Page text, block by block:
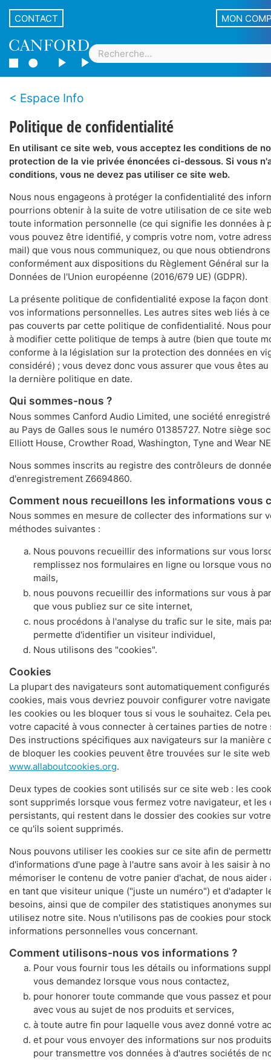
CONTACT MON
Espace Info
Politique de confidentialité
En utilisant ce site web, vous acceptez les conditions de
protection de la vie privée énoncées ci-dessous. Si vous
conditions, vous ne devez pas utiliser ce site web.
Nous nous engageons à protéger la confidentialité des
pourrions obtenir à la suite de votre utilisation de ce site
toute information personnelle (ce qui signifie les données à
vous pouvez être identifié, y compris votre nom, votre
mail) que vous nous communiquez, ou que nous
conformément aux dispositions du Règlement Général sur
Données de l'Union européenne (2016/679 UE) (GDPR).
La présente politique de confidentialité expose la façon
vos informations personnelles. Les autres sites web liés à
pas couverts par cette politique de confidentialité. Nous
à modifier cette politique de temps à autre (bien que toute
conforme à la législation sur la protection des données en
considéré) ; vous devez donc vous assurer que vous êtes
la dernière politique en date.
Qui sommes-nous ?
Nous sommes Canford Audio Limited, une société
au Pays de Galles sous le numéro 01385727. Notre siège
Elliott House, Crowther Road, Washington, Tyne and Wear
Nous sommes inscrits au registre des contrôleurs de
d'enregistrement Z6694860.
Comment nous recueillons les informations vous
Nous sommes en mesure de collecter des informations sur
méthodes suivantes :
Nous pouvons recueillir des informations sur vous
remplissez nos formulaires en ligne ou lorsque vous
mails,
nous pouvons recueillir des informations sur vous à
que vous publiez sur ce site internet,
nous procédons à l'analyse du trafic sur le site, mais
permette d'identifier un visiteur individuel,
Nous utilisons des "cookies".
Cookies
La plupart des navigateurs sont automatiquement
cookies, mais vous devriez pouvoir configurer votre
les cookies ou les bloquer tous si vous le souhaitez. Cela
votre capacité à vous connecter à certaines parties de
Des instructions spécifiques aux navigateurs sur la manière
de bloquer les cookies peuvent être trouvées sur le site
www.allaboutcookies.org.
Deux types de cookies sont utilisés sur ce site web : les
sont supprimés lorsque vous fermez votre navigateur, et les
persistants, qui restent dans le dossier des cookies sur
ce qu'ils soient supprimés.
Nous pouvons utiliser les cookies sur ce site afin de
d'informations d'une page à l'autre sans avoir à les saisir à
mémoriser le contenu de votre panier d'achat, de nous
en tant que visiteur unique ("juste un numéro") et d'adapter
besoins, ainsi que de compiler des statistiques anonymes
utilisez notre site. Nous n'utilisons pas de cookies pour
informations personnelles vous concernant.
Comment utilisons-nous vos informations ?
Pour vous fournir tous les détails ou informations
vous demandez lorsque vous nous contactez,
pour honorer toute commande que vous passez et
avec vous au sujet de nos produits et services,
à toute autre fin pour laquelle vous avez donné votre
et pour vous envoyer des informations sur nos
pour transmettre vos données à d'autres sociétés de